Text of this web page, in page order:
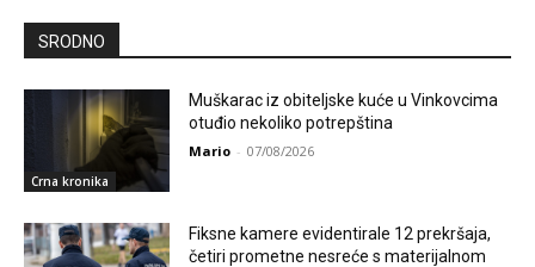
SRODNO
Crna kronika
Muškarac iz obiteljske kuće u Vinkovcima
otuđio nekoliko potrepština
Mario - 07/08/2026
Fiksne kamere evidentirale 12 prekršaja,
četiri prometne nesreće s materijalnom